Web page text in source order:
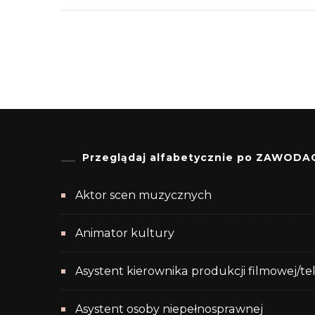
Przeglądaj alfabetycznie po
Aktor scen muzycznych
Animator kultury
Asystent kierownika produkcji filmowej/
Asystent osoby niepełnosprawnej